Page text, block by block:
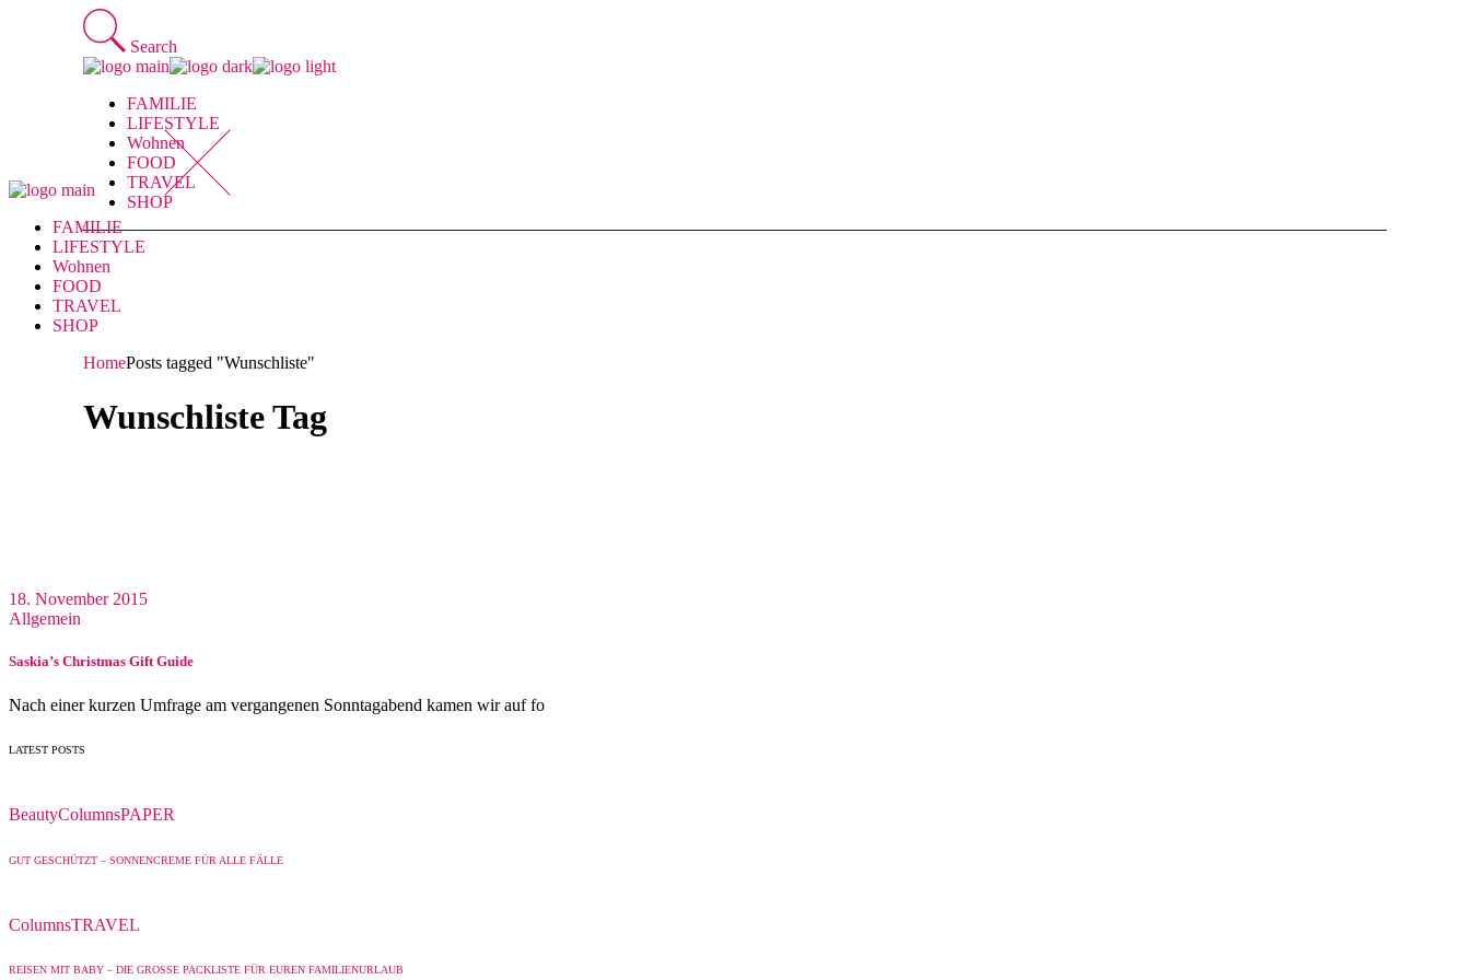
Search
FAMILIE
LIFESTYLE
Wohnen
FOOD
TRAVEL
SHOP
FAMILIE
LIFESTYLE
Wohnen
FOOD
TRAVEL
SHOP
HomePosts tagged "Wunschliste"
Wunschliste Tag
18. November 2015
Allgemein
Saskia’s Christmas Gift Guide
Nach einer kurzen Umfrage am vergangenen Sonntagabend kamen wir auf fo
LATEST POSTS
BeautyColumnsPAPER
GUT GESCHÜTZT – SONNENCREME FÜR ALLE FÄLLE
ColumnsTRAVEL
REISEN MIT BABY – DIE GROSSE PACKLISTE FÜR EUREN FAMILIENURLAUB